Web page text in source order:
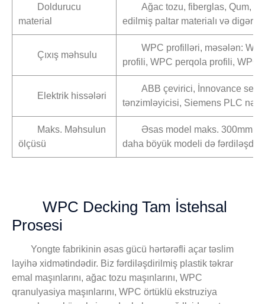
Doldurucu
material
Ağac tozu, fiberglas, Qum,
edilmiş paltar materialı və digər
Çıxış məhsulu
WPC profilləri, məsələn:
profili, WPC perqola profili, WPC
Elektrik hissələri
ABB çevirici, İnnovance
tənzimləyicisi, Siemens PLC
Maks. Məhsulun
ölçüsü
Əsas model maks. 300mm
daha böyük modeli də
WPC Decking Tam İstehsal
Prosesi
Yongte fabrikinin əsas gücü hərtərəfli açar təslim
layihə xidmətindədir. Biz fərdiləşdirilmiş plastik təkrar
emal maşınlarını, ağac tozu maşınlarını, WPC
qranulyasiya maşınlarını, WPC örtüklü ekstruziya